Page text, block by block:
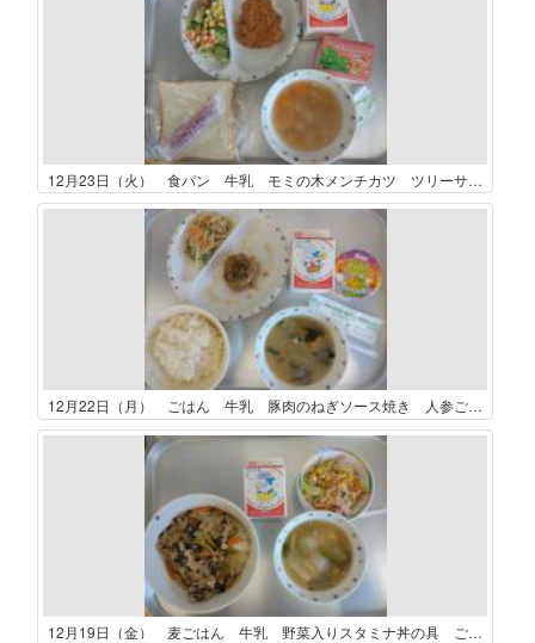
12月23日（火） 食パン 牛乳 モミの木メンチカツ ツリーサラダ ジュリエンヌスープ いちごジャム クリスマスストロベリーケーキ
12月22日（月） ごはん 牛乳 豚肉のねぎソース焼き 人参ごまみそサラダ かぼちゃのみそ汁 はちみつゆずゼリー
12月19日（金） 麦ごはん 牛乳 野菜入りスタミナ丼の具 ごぼうとコーンのサラダ かぶのみそ汁